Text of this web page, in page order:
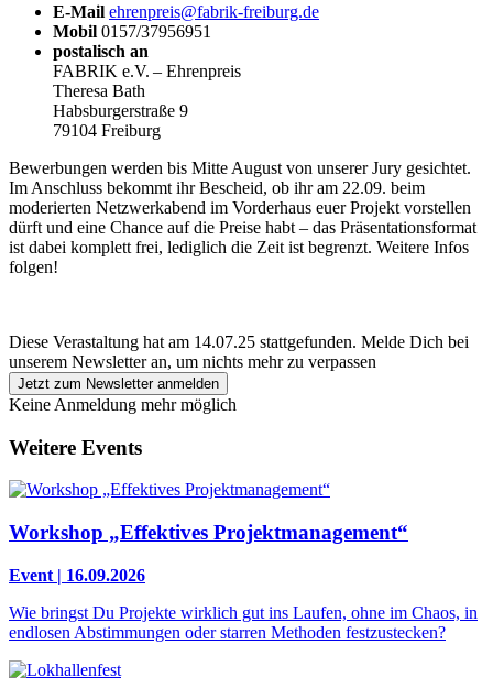
E-Mail ehrenpreis@fabrik-freiburg.de
Mobil 0157/37956951
postalisch an
FABRIK e.V. – Ehrenpreis
Theresa Bath
Habsburgerstraße 9
79104 Freiburg
Bewerbungen werden bis Mitte August von unserer Jury gesichtet.
Im Anschluss bekommt ihr Bescheid, ob ihr am 22.09. beim
moderierten Netzwerkabend im Vorderhaus euer Projekt vorstellen
dürft und eine Chance auf die Preise habt – das Präsentationsformat
ist dabei komplett frei, lediglich die Zeit ist begrenzt. Weitere Infos
folgen!
Diese Verastaltung hat am 14.07.25 stattgefunden. Melde Dich bei
unserem Newsletter an, um nichts mehr zu verpassen
Jetzt zum Newsletter anmelden
Keine Anmeldung mehr möglich
Weitere Events
Workshop „Effektives Projektmanagement“
Event | 16.09.2026
Wie bringst Du Projekte wirklich gut ins Laufen, ohne im Chaos, in
endlosen Abstimmungen oder starren Methoden festzustecken?